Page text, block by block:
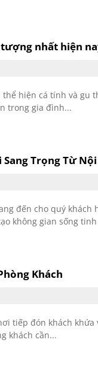
nhất hiện
hiện cá tính và gu
trong gia đình...
Sang Trọng Từ
đến cho quý khách
không gian sống
Khách
tiếp đón khách
khách cần...